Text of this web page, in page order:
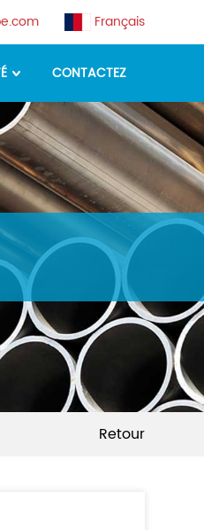
Français
CONTACTEZ
Retour